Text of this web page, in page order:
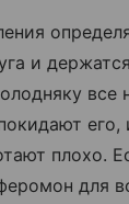
и
все
его,
плохо.
для